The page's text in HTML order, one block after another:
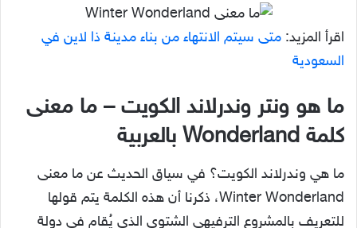
اقرأ المزيد: متى سيتم الانتهاء من بناء مدينة ذا لاين في
السعودية
ما هو ونتر وندرلاند الكويت – ما معنى
كلمة Wonderland بالعربية
ما هي وندرلاند الكويت؟ في سياق الحديث عن ما معنى
Winter Wonderland، ذكرنا أن هذه الكلمة يتم قولها
للتعريف بالمشروع الترفيهي الشتوي الذي يُقام في دولة